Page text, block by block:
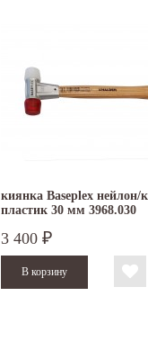
киянка Baseplex нейлон/
пластик 30 мм 3968.030
3 400 ₽